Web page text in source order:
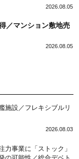
2026.08.05
／マンション敷地売
2026.08.05
施設／フレキシブルリ
2026.08.03
事業に「ストック」